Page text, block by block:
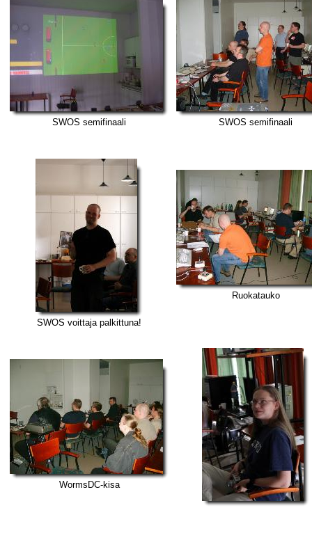
SWOS semifinaali SWOS semifinaali
SWOS voittaja palkittuna!
Ruokatauko
WormsDC-kisa